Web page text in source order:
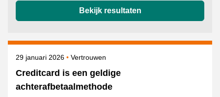
Bekijk resultaten
Creditcard is een geldige
achterafbetaalmethode
Gepubliceerd op
29 januari 2026 Onderwerpen
Vertrouwen